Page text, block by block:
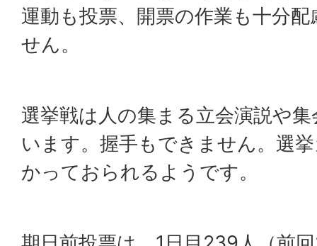
運動も投票、開票の作業も十分
せん。
選挙戦は人の集まる立会演説や
います。握手もできません。選
かっておられるようです。